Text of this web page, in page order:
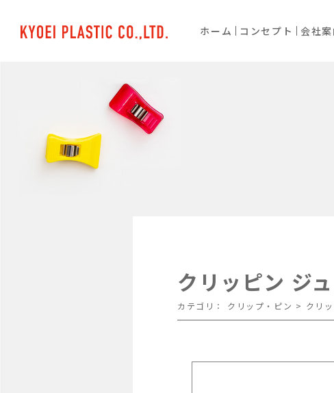
ホーム コンセプト 会社案
クリッピン ジ
カテゴリ： クリップ・ピン > クリ